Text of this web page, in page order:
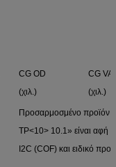
CG OD
(χιλ.)
CG VA
(χιλ.)
Προσαρμοσμένο προϊόν
TP<10> 10.1» είναι αφή
I2C (COF) και ειδικό